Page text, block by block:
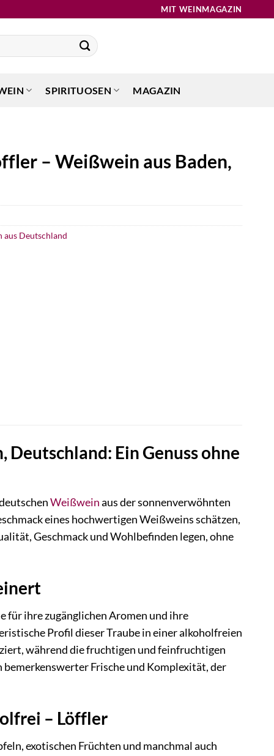
MIT WEINMAGAZIN
SPIRITUOSEN MAGAZIN
– Weißwein aus Baden,
aus Deutschland
Ein Genuss ohne
Weißweinaus der sonnenverwöhnten
eines hochwertigen Weißweins schätzen,
Geschmack und Wohlbefinden legen, ohne
für ihre zugänglichen Aromen und ihre
Profil dieser Traube in einer alkoholfreien
während die fruchtigen und feinfruchtigen
Frische und Komplexität, der
– Löffler
exotischen Früchten und manchmal auch